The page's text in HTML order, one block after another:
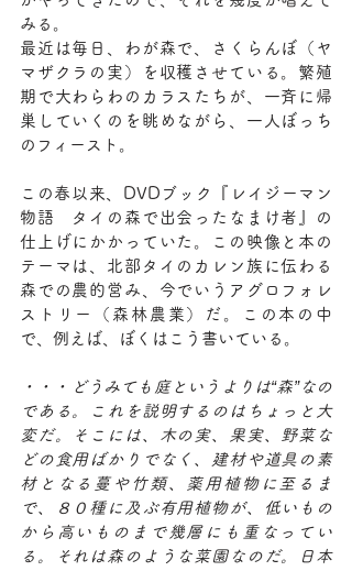
みる。
最近は毎日、わが森で、さくらんぼ（ヤ
マザクラの実）を収穫させている。繁殖
期で大わらわのカラスたちが、一斉に帰
巣していくのを眺めながら、一人ぼっち
のフィースト。
この春以来、DVDブック『レイジーマン
物語　タイの森で出会ったなまけ者』の
仕上げにかかっていた。この映像と本の
テーマは、北部タイのカレン族に伝わる
森での農的営み、今でいうアグロフォレ
ストリー（森林農業）だ。この本の中
で、例えば、ぼくはこう書いている。
・・・どうみても庭というよりは“森”なの
である。これを説明するのはちょっと大
変だ。そこには、木の実、果実、野菜な
どの食用ばかりでなく、建材や道具の素
材となる蔓や竹類、薬用植物に至るま
で、８０種に及ぶ有用植物が、低いもの
から高いものまで幾層にも重なってい
る。それは森のような菜園なのだ。日本